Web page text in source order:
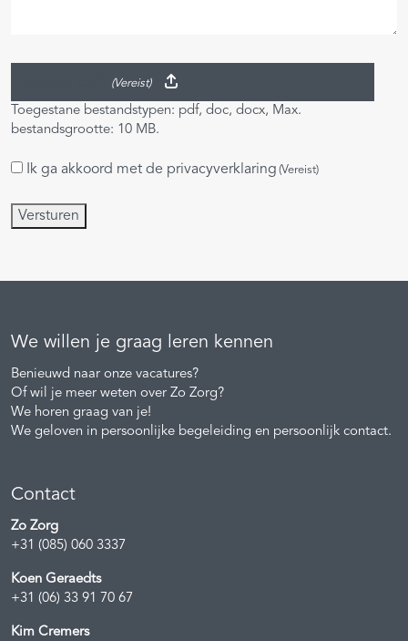
(Vereist)
Toegestane bestandstypen: pdf, doc, docx, Max.
bestandsgrootte: 10 MB.
Instemming
Ik ga akkoord met de privacyverklaring (Vereist)
Versturen
We willen je graag leren kennen
Benieuwd naar onze vacatures?
Of wil je meer weten over Zo Zorg?
We horen graag van je!
We geloven in persoonlijke begeleiding en persoonlijk contact.
Contact
Zo Zorg
+31 (085) 060 3337
Koen Geraedts
+31 (06) 33 91 70 67
Kim Cremers